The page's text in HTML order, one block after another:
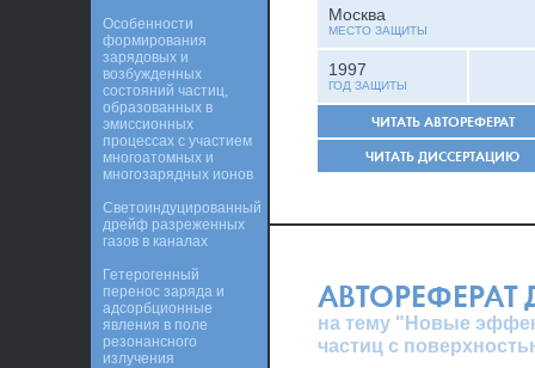
Москва
МЕСТО ЗАЩИТЫ
1997
ГОД ЗАЩИТЫ
ЧИТАТЬ АВТОРЕФЕРАТ
ЧИТАТЬ ДИССЕРТАЦИЮ
АВТОРЕФЕРАТ
на тему "Новые
частиц с
Особенности
формирования
зарядовых и
возбужденных
состояний частиц,
образованных в
эмиссионных
процессах с участием
многоатомных и
многозарядных ионов
Светоиндуцированный
дрейф разреженных
газов в каналах
Гетерогенный
перенос заряда и
адсорбционные
явления в поле
резонансного
излучения